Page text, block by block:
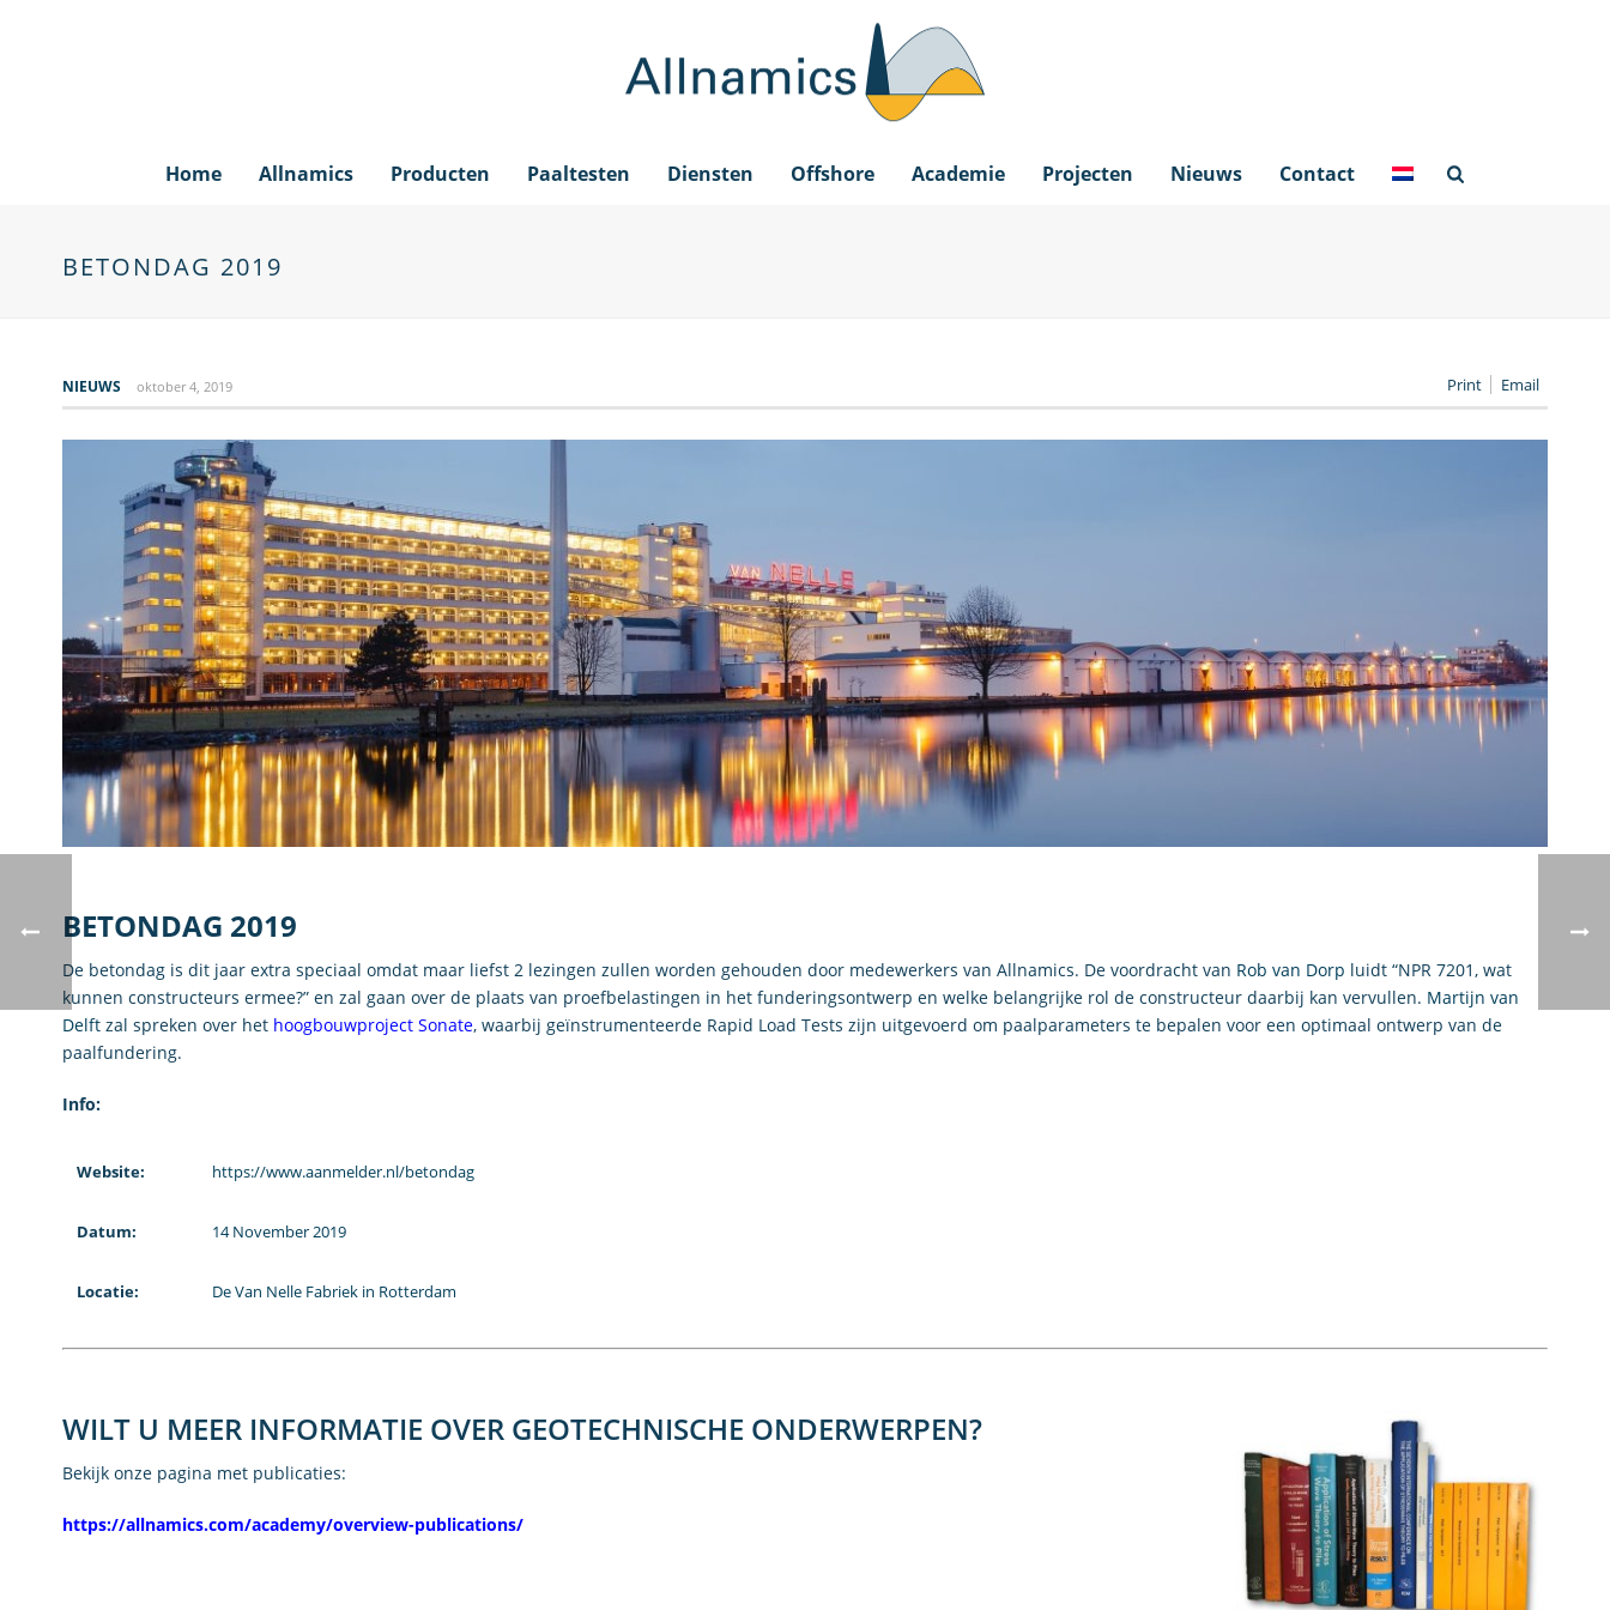
Home Allnamics Producten Paaltesten Diensten Offshore Academie Projecten Nieuws Contact
BETONDAG 2019
Print Email
NIEUWS oktober 4, 2019
BETONDAG 2019
De betondag is dit jaar extra speciaal omdat maar liefst 2 lezingen zullen worden gehouden door medewerkers van Allnamics. De voordracht van Rob van Dorp luidt “NPR 7201, wat
kunnen constructeurs ermee?” en zal gaan over de plaats van proefbelastingen in het funderingsontwerp en welke belangrijke rol de constructeur daarbij kan vervullen. Martijn van
Delft zal spreken over het hoogbouwproject Sonate, waarbij geïnstrumenteerde Rapid Load Tests zijn uitgevoerd om paalparameters te bepalen voor een optimaal ontwerp van de
paalfundering.
Info:
Website: https://www.aanmelder.nl/betondag
Datum: 14 November 2019
Locatie: De Van Nelle Fabriek in Rotterdam
WILT U MEER INFORMATIE OVER GEOTECHNISCHE ONDERWERPEN?
Bekijk onze pagina met publicaties:
https://allnamics.com/academy/overview-publications/